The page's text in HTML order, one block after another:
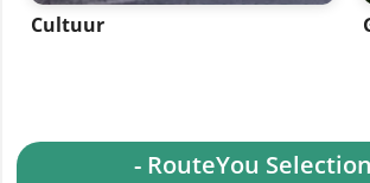
Cultuur
- RouteYou